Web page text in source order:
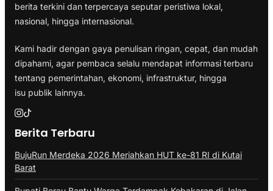
berita terkini dan terpercaya seputar peristiwa lokal,
nasional, hingga internasional.
Kami hadir dengan gaya penulisan ringan, cepat, dan mudah
dipahami, agar pembaca selalu mendapat informasi terbaru
tentang pemerintahan, ekonomi, infrastruktur, hingga
isu publik lainnya.
Berita Terbaru
BujuRun Merdeka 2026 Meriahkan HUT ke-81 RI di Kutai
Barat